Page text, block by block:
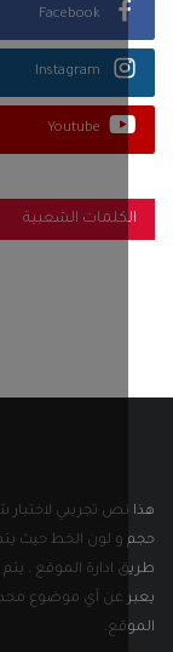
Facebook
Instagram
Youtube
الشعبية
تجريبي لاختبار شكل
لون الخط حيث يتم
ادارة الموقع . يتم
عن أي موضوع محدد انما